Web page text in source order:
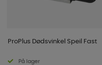
ProPlus Dødsvinkel Speil Fast
På lager